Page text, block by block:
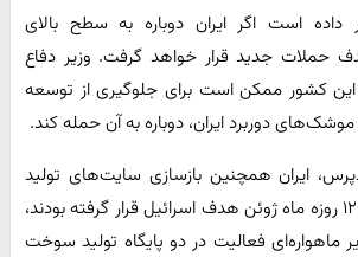
داده است اگر ایران دوباره به سطح بالای
حملات جدید قرار خواهد گرفت. وزیر دفاع
این کشور ممکن است برای جلوگیری از توسعه
دوربرد ایران، دوباره به آن حمله کند.
ایران همچنین بازسازی سایت‌های تولید
موشک را که در جنگ ۱۲ روزه ماه ژوئن هدف اسرائیل قرار گرفته بودند،
ماهواره‌ای فعالیت در دو پایگاه تولید سوخت